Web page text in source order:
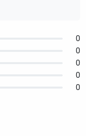
0
0
0
0
0